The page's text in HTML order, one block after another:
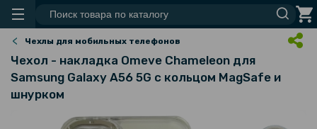
Чехлы для мобильных телефонов
Чехол - накладка Omeve Chameleon для
Samsung Galaxy A56 5G с кольцом MagSafe и
шнурком